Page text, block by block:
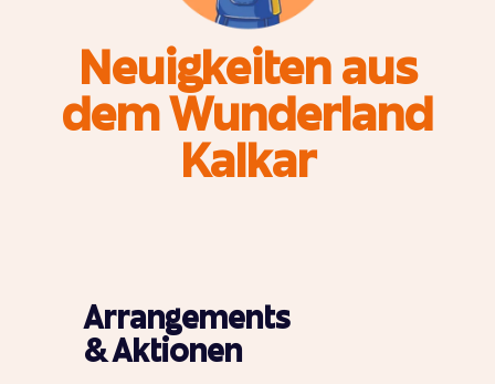
Neuigkeiten aus
dem Wunderland
Kalkar
Arrangements
& Aktionen